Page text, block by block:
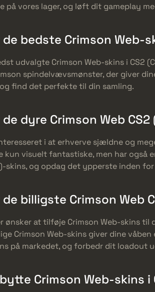
på vores lager, og løft dit gameplay
bedste Crimson Web-
udvalgte Crimson Web-skins i CS2
spindelvævsmønster, der giver
find det perfekte til din samling.
dyre Crimson Web CS2
i at erhverve sjældne og
kun visuelt fantastiske, men har også
skins, og opdag det ypperste inden
billigste Crimson Web
ønsker at tilføje Crimson Web-skins
Crimson Web-skins giver dine
på markedet, og forbedr dit loadout
Crimson Web-skins i